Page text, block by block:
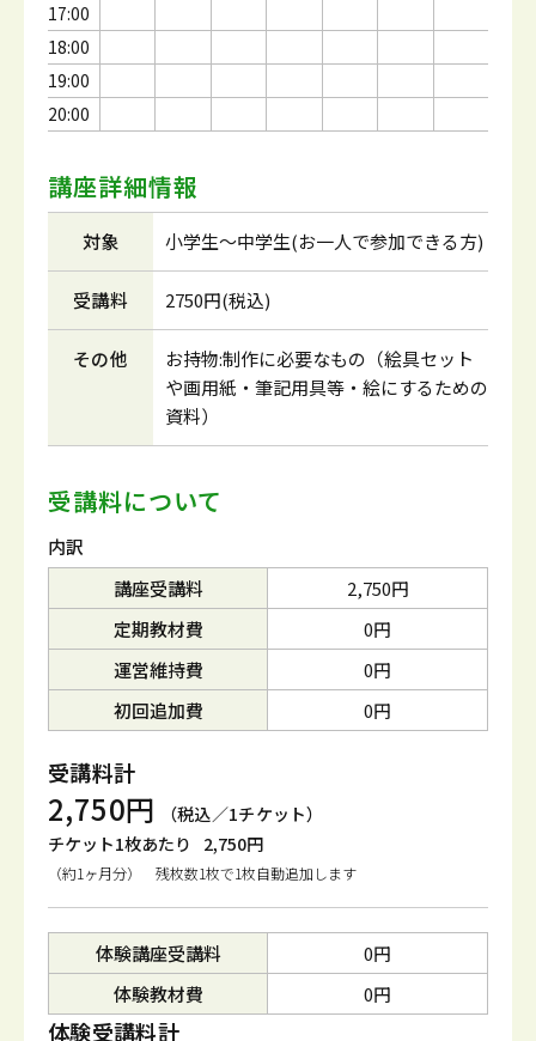
17:00
18:00
19:00
20:00
講座詳細情報
対象 小学生～中学生(お一人で参加できる方)
受講料 2750円(税込)
その他
お持物:制作に必要なもの（絵具セット
や画用紙・筆記用具等・絵にするための
資料）
受講料について
内訳
講座受講料
2,750円
定期教材費
0円
運営維持費
0円
初回追加費
0円
受講料計
2,750円
（税込／1チケット）
チケット1枚あたり
2,750円
（約1ヶ月分） 残枚数1枚で1枚自動追加します
体験講座受講料
0円
体験教材費
0円
体験受講料計